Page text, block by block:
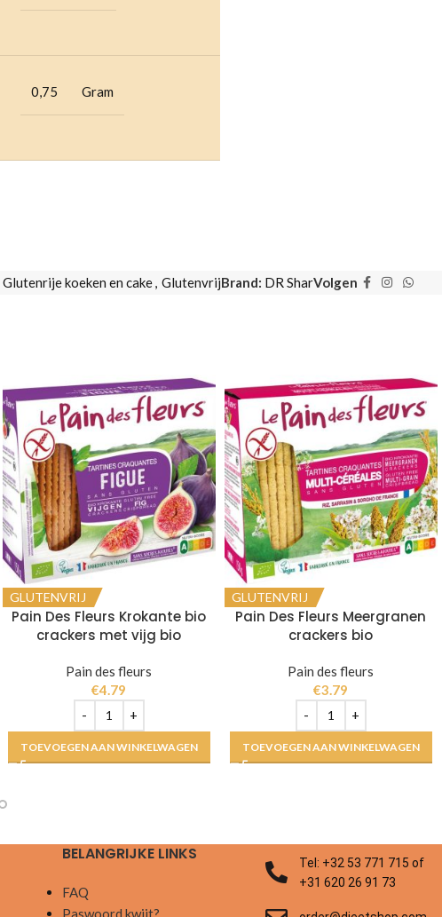
0,75 Gram
Glutenrije koeken en cake, GlutenvrijBrand: DR SharVolgen
GLUTENVRIJ
Pain Des Fleurs Krokante bio
crackers met vijg bio
Pain des fleurs
€4.79
TOEVOEGEN AAN WINKELWAGEN
GLUTENVRIJ
Pain Des Fleurs Meergranen
crackers bio
Pain des fleurs
€3.79
TOEVOEGEN AAN WINKELWAGEN
BELANGRIJKE LINKS
FAQ
Paswoord kwijt?
Tel: +32 53 771 715 of
+31 620 26 91 73